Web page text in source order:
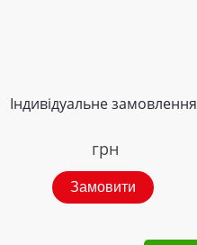
Індивідуальне замовлення
грн
Замовити